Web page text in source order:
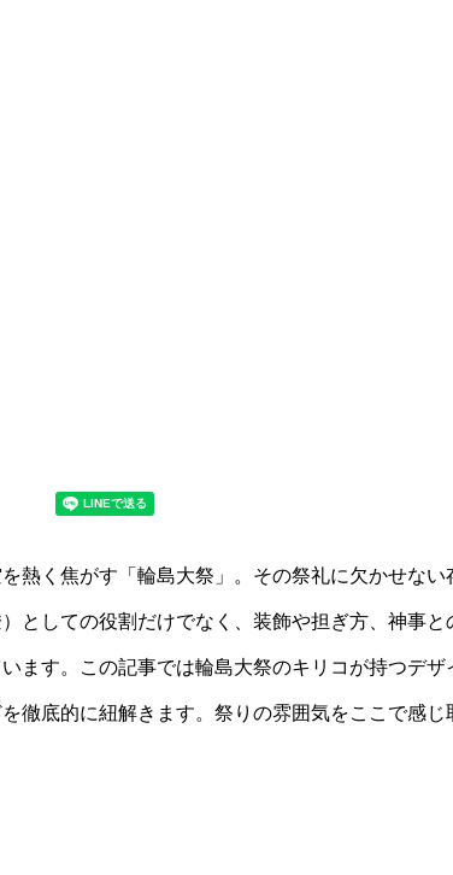
熱く焦がす「輪島大祭」。その祭礼に欠かせな
としての役割だけでなく、装飾や担ぎ方、神事
ます。この記事では輪島大祭のキリコが持つデザ
徹底的に紐解きます。祭りの雰囲気をここで感じ